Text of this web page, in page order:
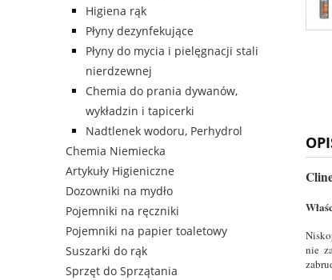
Higiena rąk
Płyny dezynfekujące
Płyny do mycia i pielęgnacji stali
nierdzewnej
Chemia do prania dywanów,
wykładzin i tapicerki
Nadtlenek wodoru, Perhydrol
Chemia Niemiecka
Artykuły Higieniczne
Dozowniki na mydło
Pojemniki na ręczniki
Pojemniki na papier toaletowy
Suszarki do rąk
Sprzęt do Sprzątania
nie